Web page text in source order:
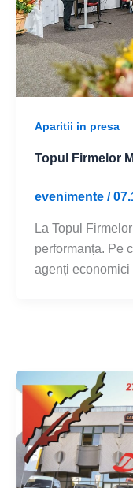
Aparitii in presa
Topul Firmelor
evenimente /
La Topul
performanța. Pe
agenți economici